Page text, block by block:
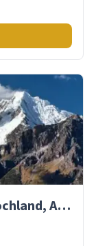
Peru Reiseführer – Tipps zu Hochland, Amazonas & Inka-Erbe